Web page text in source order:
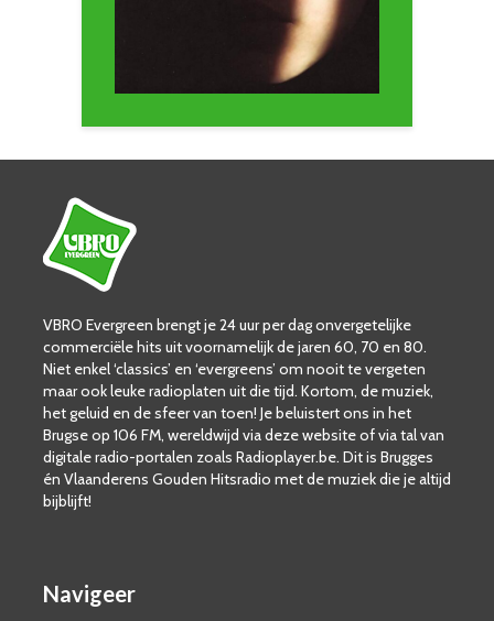
VBRO Evergreen brengt je 24 uur per dag onvergetelijke
commerciële hits uit voornamelijk de jaren 60, 70 en 80.
Niet enkel ‘classics’ en ‘evergreens’ om nooit te vergeten
maar ook leuke radioplaten uit die tijd. Kortom, de muziek,
het geluid en de sfeer van toen! Je beluistert ons in het
Brugse op 106 FM, wereldwijd via deze website of via tal van
digitale radio-portalen zoals Radioplayer.be. Dit is Brugges
én Vlaanderens Gouden Hitsradio met de muziek die je altijd
bijblijft!
Navigeer